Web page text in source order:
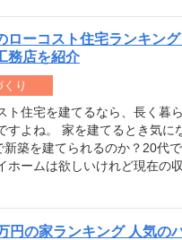
ローコスト住宅ランキン
務店を紹介
ト住宅を建てるなら、長く暮
すよね。 家を建てるとき気に
新築を建てられるのか？20代
ホームは欲しいけれど現在の
り
円の家ランキング 人気の